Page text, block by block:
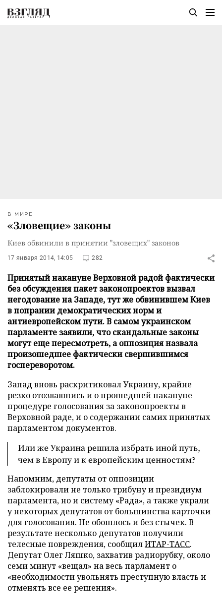
В МИРЕ
«Зловещие» законы
Киев обвинили в принятии "зловещих" законов
17 января 2014, 14:05 282
Принятый накануне Верховной радой фактически
без обсуждения пакет законопроектов вызвал
негодование на Западе, тут же обвинившем Киев
в попрании демократических норм и
антиевропейском пути. В самом украинском
парламенте заявили, что скандальные законы
могут еще пересмотреть, а оппозиция назвала
произошедшее фактически свершившимся
госпереворотом.
Запад вновь раскритиковал Украину, крайне
резко отозвавшись и о прошедшей накануне
процедуре голосования за законопроекты в
Верховной раде, и о содержании самих принятых
парламентом документов.
Или же Украина решила избрать иной путь,
чем в Европу и к европейским ценностям?
Напомним, депутаты от оппозиции
заблокировали не только трибуну и президиум
парламента, но и систему «Рада», а также украли
у некоторых депутатов от большинства карточки
для голосования. Не обошлось и без стычек. В
результате несколько депутатов получили
телесные повреждения, сообщилИТАР-ТАСС.
Депутат Олег Ляшко, захватив радиорубку, около
семи минут «вещал» на весь парламент о
«необходимости увольнять преступную власть и
отменять все ее решения».